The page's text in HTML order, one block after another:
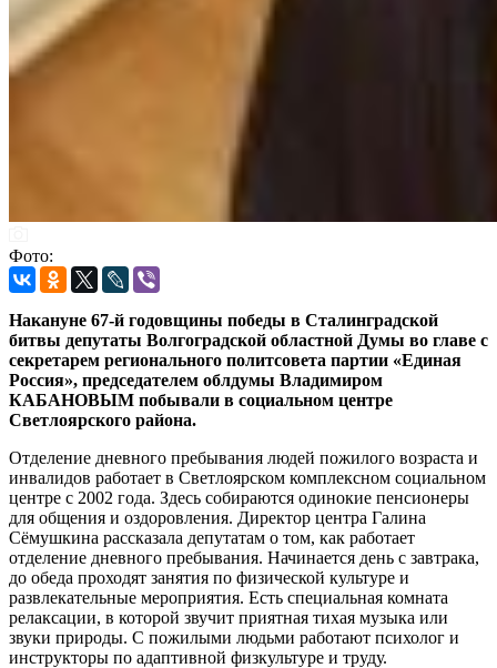
Фото:
Накануне 67-й годовщины победы в Сталинградской
битвы депутаты Волгоградской областной Думы во главе с
секретарем регионального политсовета партии «Единая
Россия», председателем облдумы Владимиром
КАБАНОВЫМ побывали в социальном центре
Светлоярского района.
Отделение дневного пребывания людей пожилого возраста и
инвалидов работает в Светлоярском комплексном социальном
центре с 2002 года. Здесь собираются одинокие пенсионеры
для общения и оздоровления. Директор центра Галина
Сёмушкина рассказала депутатам о том, как работает
отделение дневного пребывания. Начинается день с завтрака,
до обеда проходят занятия по физической культуре и
развлекательные мероприятия. Есть специальная комната
релаксации, в которой звучит приятная тихая музыка или
звуки природы. С пожилыми людьми работают психолог и
инструкторы по адаптивной физкультуре и труду.